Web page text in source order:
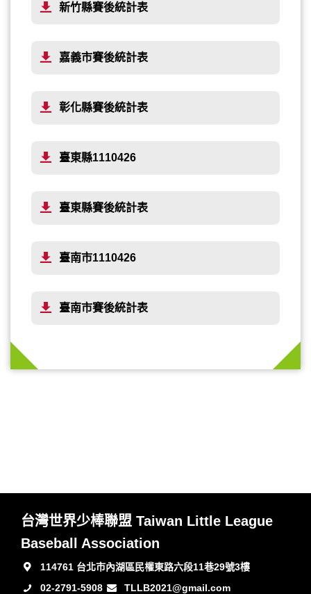
新竹縣賽後統計表
嘉義市賽後統計表
彰化縣賽後統計表
臺東縣1110426
臺東縣賽後統計表
臺南市1110426
臺南市賽後統計表
台灣世界少棒聯盟 Taiwan Little League
Baseball Association
114761 台北市內湖區民權東路六段11巷29號3樓
02-2791-5908
TLLB2021@gmail.com